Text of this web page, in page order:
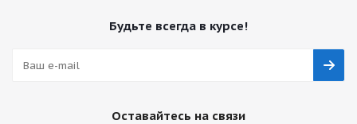
Будьте всегда в курсе!
Оставайтесь на связи